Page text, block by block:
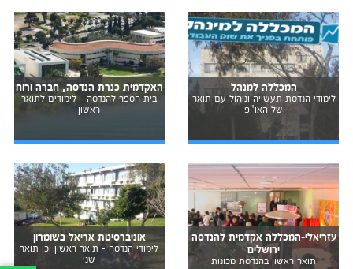
המכללה למנהל
לימודי הנדסת תעשייה וניהול עם תואר
של האו"פ
האקדמית כנרת הנדסה, חברה ורוח
בית הספר להנדסה - לימודים לתואר
ראשון
עזריאלי-המכללה אקדמית להנדסה
ירושלים
תואר ראשון בהנדסת מכונות
אוניברסיטת אריאל בשומרון
לימודי הנדסה - תואר ראשון וכן תואר
שני